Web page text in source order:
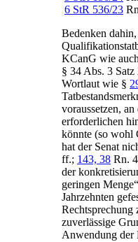
6 StR 536/23
Bedenken dahin,
KCanG wie
§ 34 Abs. 3
Wortlaut wie §
voraussetzen,
erforderlichen
könnte (so wohl
hat der Senat
ff.; 143, 38 Rn.
der
geringen
Jahrzehnten
Rechtsprechung
zuverlässige
Anwendung der